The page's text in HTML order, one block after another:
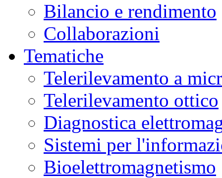
Bilancio e rendimento
Collaborazioni
Tematiche
Telerilevamento a
Telerilevamento ottico
Diagnostica
Sistemi per
Bioelettromagnetismo